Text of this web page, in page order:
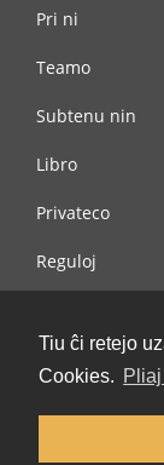
Tiu ĉi retejo
Cookies.
Pri ni
Teamo
Subtenu nin
Libro
Privateco
Reguloj